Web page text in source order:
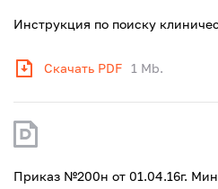
Инструкция по поиску
Скачать PDF 1 Mb.
Приказ №200н от 01.04.16г.